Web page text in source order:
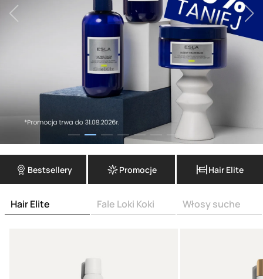
Bestsellery Promocje Hair Elite
Hair Elite Fale Loki Koki Włosy suche